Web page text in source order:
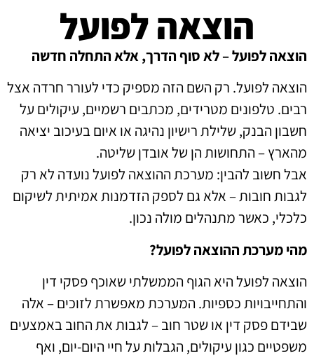
הוצאה לפועל
הוצאה לפועל – לא סוף הדרך, אלא התחלה חדשה
הוצאה לפועל. רק השם הזה מספיק כדי לעורר חרדה אצל
רבים. טלפונים מטרידים, מכתבים רשמיים, עיקולים על
חשבון הבנק, שלילת רישיון נהיגה או איום בעיכוב יציאה
מהארץ – התחושות הן של אובדן שליטה.
אבל חשוב להבין: מערכת ההוצאה לפועל נועדה לא רק
לגבות חובות – אלא גם לספק הזדמנות אמיתית לשיקום
כלכלי, כאשר מתנהלים מולה נכון.
מהי מערכת ההוצאה לפועל?
הוצאה לפועל היא הגוף הממשלתי שאוכף פסקי דין
והתחייבויות כספיות. המערכת מאפשרת לזוכים – אלה
שבידם פסק דין או שטר חוב – לגבות את החוב באמצעים
משפטיים כגון עיקולים, הגבלות על חיי היום-יום, ואף